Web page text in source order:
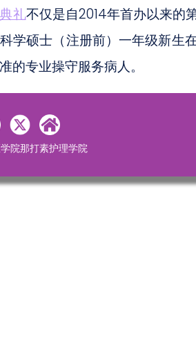
礼不仅是自2014年首办以来的
学硕士（注册前）一年级新生
的专业操守服务病人。
院那打素护理学院